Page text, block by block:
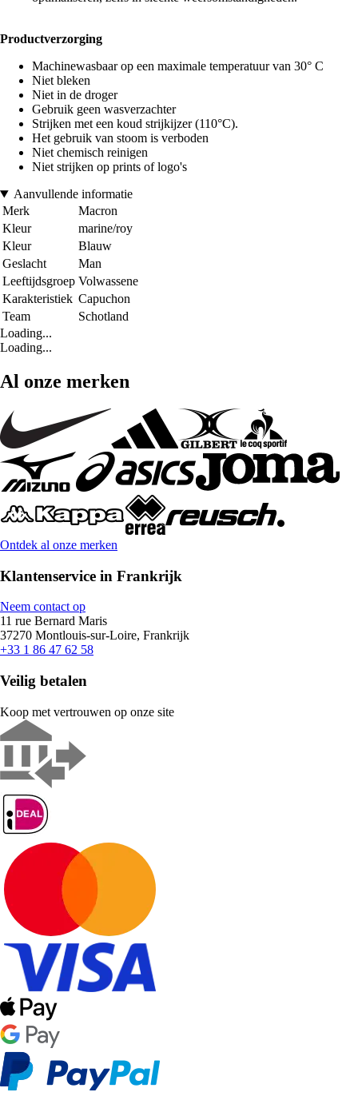
Productverzorging
Machinewasbaar op een maximale temperatuur van 30° C
Niet bleken
Niet in de droger
Gebruik geen wasverzachter
Strijken met een koud strijkijzer (110°C).
Het gebruik van stoom is verboden
Niet chemisch reinigen
Niet strijken op prints of logo's
Aanvullende informatie
Merk
Macron
Kleur
marine/roy
Kleur
Blauw
Geslacht
Man
Leeftijdsgroep Volwassene
Karakteristiek Capuchon
Team
Schotland
Loading...
Loading...
Al onze merken
Ontdek al onze merken
Klantenservice in Frankrijk
Neem contact op
11 rue Bernard Maris
37270 Montlouis-sur-Loire, Frankrijk
+33 1 86 47 62 58
Veilig betalen
Koop met vertrouwen op onze site